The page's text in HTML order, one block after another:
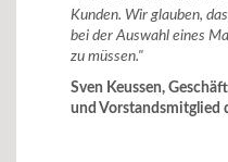
Kunden. Wir glauben,
bei der Auswahl eines
zu müssen."
Sven Keussen,
und Vorstandsmitglied